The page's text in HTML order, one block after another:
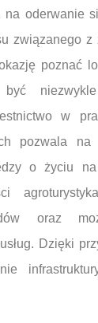
na oderwanie
związanego z
poznać
niezwykle
w
pozwala na
o życiu
oraz
Dzięki